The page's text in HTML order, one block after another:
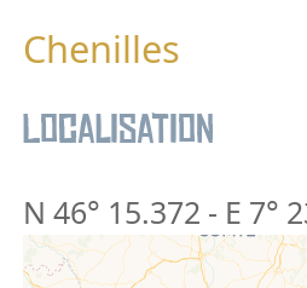
Chenilles
Localisation
N 46° 15.372 - E 7°